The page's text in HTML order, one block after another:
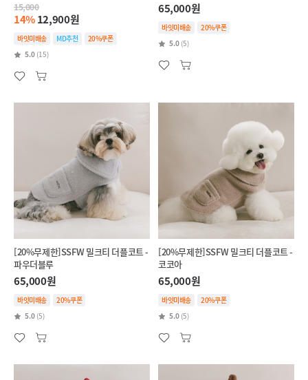
15,000
14%12,900원
바잇미배송 MD추천
20%쿠폰
5.0 (15)
65,000원
바잇미배송
20%쿠폰
5.0 (5)
[20%무제한]SSFW 밀크티 더플코트 -
파우더블루
65,000원
바잇미배송
20%쿠폰
5.0 (5)
[20%무제한]SSFW 밀크티 더플코트 -
코코아
65,000원
바잇미배송
20%쿠폰
5.0 (5)